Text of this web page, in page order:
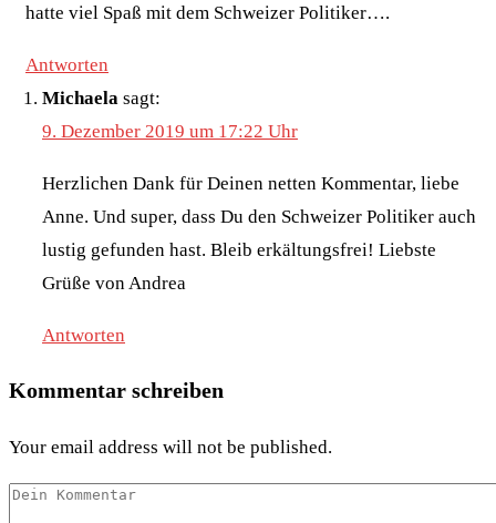
hatte viel Spaß mit dem Schweizer Politiker….
Antworten
Michaela sagt:
9. Dezember 2019 um 17:22 Uhr
Herzlichen Dank für Deinen netten Kommentar, liebe
Anne. Und super, dass Du den Schweizer Politiker auch
lustig gefunden hast. Bleib erkältungsfrei! Liebste
Grüße von Andrea
Antworten
Kommentar schreiben
Your email address will not be published.